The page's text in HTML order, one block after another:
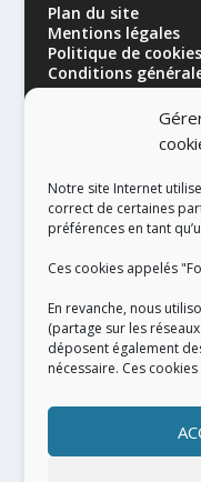
Notre site Internet
correct de certaines
préférences en tant
Ces cookies appelés
En revanche, nous
(partage sur les
déposent également
nécessaire. Ces
Plan du site
Mentions légales
Politique de cookies
Conditions